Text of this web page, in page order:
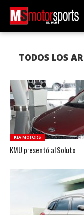
TODOS LOS
KIA MOTORS
KMU presentó al Soluto